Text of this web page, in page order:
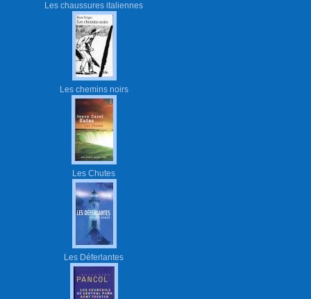
Les chaussures italiennes
Les chemins noirs
Les Chutes
Les Déferlantes